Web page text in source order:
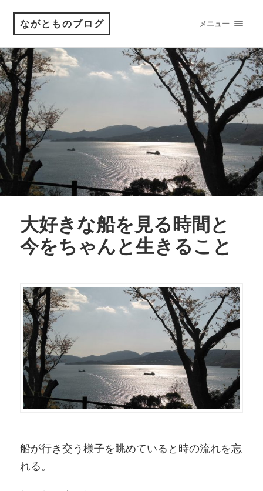
ながとものブログ メニュー
大好きな船を見る時間と
今をちゃんと生きること
船が行き交う様子を眺めていると時の流れを忘
れる。